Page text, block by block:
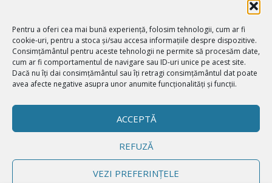
Pentru a oferi cea mai bună experiență, folosim tehnologii, cum ar fi
cookie-uri, pentru a stoca și/sau accesa informațiile despre dispozitive.
Consimțământul pentru aceste tehnologii ne permite să procesăm date,
cum ar fi comportamentul de navigare sau ID-uri unice pe acest site.
Dacă nu îți dai consimțământul sau îți retragi consimțământul dat poate
avea afecte negative asupra unor anumite funcționalități și funcții.
ACCEPTĂ
REFUZĂ
VEZI PREFERINȚELE
Proiectat deElegant Themes| Realizat deWordPress